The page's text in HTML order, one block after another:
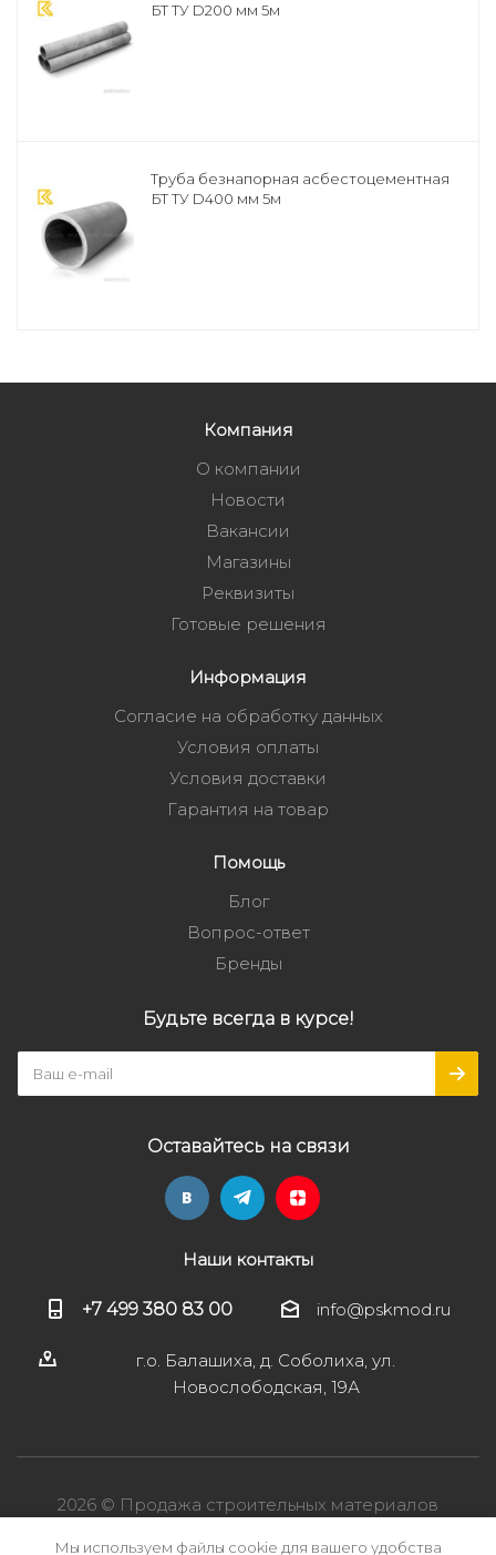
БТ ТУ D200 мм 5м
Труба безнапорная асбестоцементная
БТ ТУ D400 мм 5м
Компания
О компании
Новости
Вакансии
Магазины
Реквизиты
Готовые решения
Информация
Согласие на обработку данных
Условия оплаты
Условия доставки
Гарантия на товар
Помощь
Блог
Вопрос-ответ
Бренды
Будьте всегда в курсе!
Оставайтесь на связи
Наши контакты
+7 499 380 83 00 info@pskmod.ru
г.о. Балашиха, д. Соболиха, ул.
Новослободская, 19А
2026 © Продажа строительных материалов
Мы используем файлы cookie для вашего удобства